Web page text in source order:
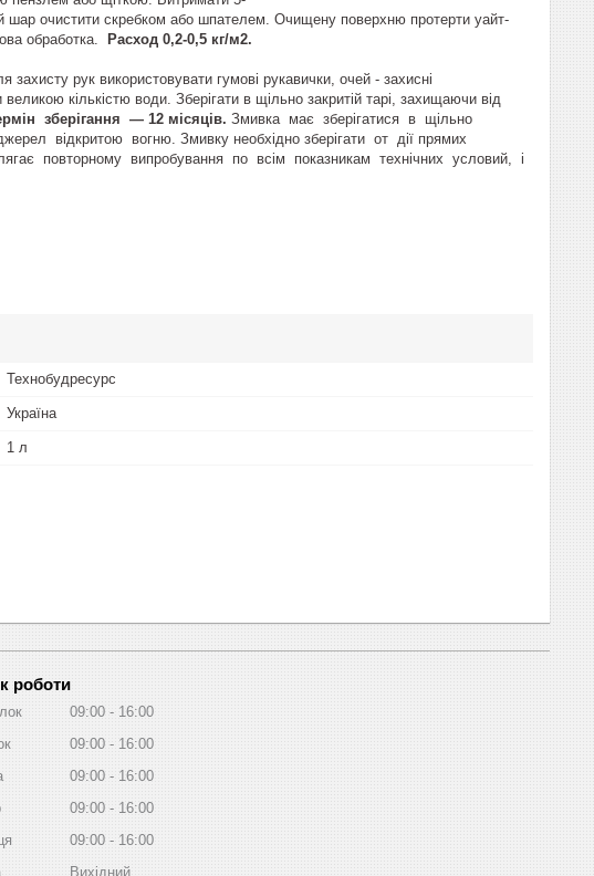
шар очистити скребком або шпателем. Очищену поверхню протерти уайт-
обработка.
Расход 0,2-0,5 кг/м2.
рук використовувати гумові рукавички, очей - захисні
кількістю води. Зберігати в щільно закритій тарі, захищаючи від
зберігання — 12 місяців. Змивка має зберігатися в щільно
відкритою вогню. Змивку необхідно зберігати от дії прямих
повторному випробування по всім показникам технічних условий, і
Технобудресурс
Україна
1 л
роботи
09:00
16:00
09:00
16:00
09:00
16:00
09:00
16:00
09:00
16:00
Вихідний